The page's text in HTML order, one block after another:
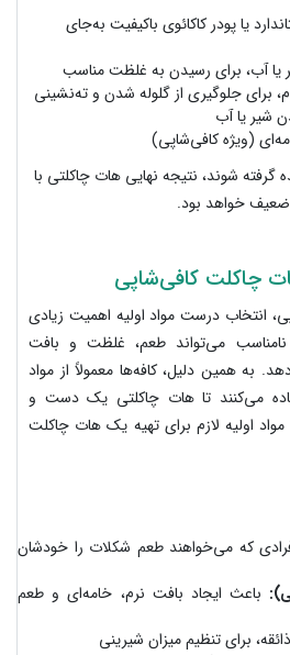
یا پودر کاکائوی باکیفیت به‌جای
یا آب، برای رسیدن به غلظت مناسب
برای جلوگیری از گلوله شدن و ته‌نشینی
شیر یا آب
(ویژه کافی‌شاپی)
گرفته شوند، نتیجه نهایی هات چاکلتی با
خواهد بود.
چاکلت کافی‌شاپی
انتخاب درست مواد اولیه اهمیت زیادی
نامناسب می‌تواند طعم، غلظت و بافت
به همین دلیل، کافه‌ها معمولاً از مواد
می‌کنند تا هات چاکلتی یک دست و
مواد اولیه لازم برای تهیه یک هات چاکلت
که می‌خواهند طعم شکلات را خودشان
باعث ایجاد بافت نرم، خامه‌ای و طعم
برای تنظیم میزان شیرینی